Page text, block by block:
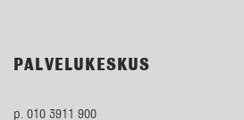
PALVELUKESKUS
p. 010 3911 900